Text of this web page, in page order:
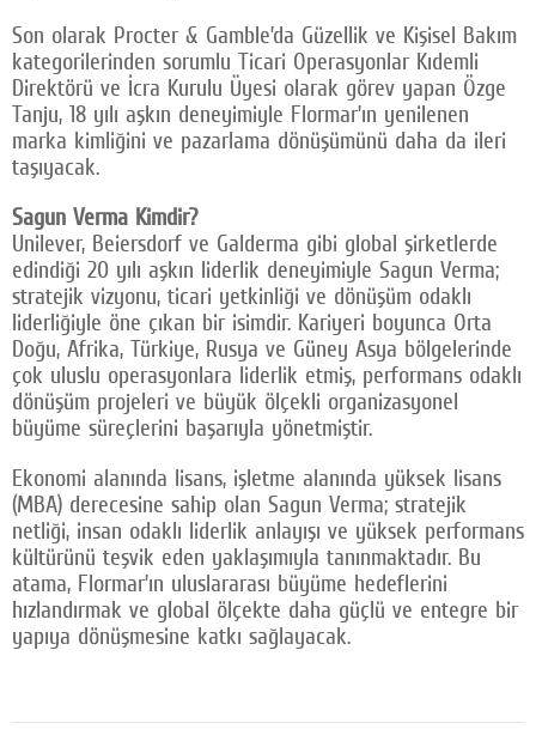
Son olarak Procter & Gamble’da Güzellik ve Kişisel Bakım
kategorilerinden sorumlu Ticari Operasyonlar Kıdemli
Direktörü ve İcra Kurulu Üyesi olarak görev yapan Özge
Tanju, 18 yılı aşkın deneyimiyle Flormar’ın yenilenen
marka kimliğini ve pazarlama dönüşümünü daha da ileri
taşıyacak.
Sagun Verma Kimdir?
Unilever, Beiersdorf ve Galderma gibi global şirketlerde
edindiği 20 yılı aşkın liderlik deneyimiyle Sagun Verma;
stratejik vizyonu, ticari yetkinliği ve dönüşüm odaklı
liderliğiyle öne çıkan bir isimdir. Kariyeri boyunca Orta
Doğu, Afrika, Türkiye, Rusya ve Güney Asya bölgelerinde
çok uluslu operasyonlara liderlik etmiş, performans odaklı
dönüşüm projeleri ve büyük ölçekli organizasyonel
büyüme süreçlerini başarıyla yönetmiştir.
Ekonomi alanında lisans, işletme alanında yüksek lisans
(MBA) derecesine sahip olan Sagun Verma; stratejik
netliği, insan odaklı liderlik anlayışı ve yüksek performans
kültürünü teşvik eden yaklaşımıyla tanınmaktadır. Bu
atama, Flormar’ın uluslararası büyüme hedeflerini
hızlandırmak ve global ölçekte daha güçlü ve entegre bir
yapıya dönüşmesine katkı sağlayacak.